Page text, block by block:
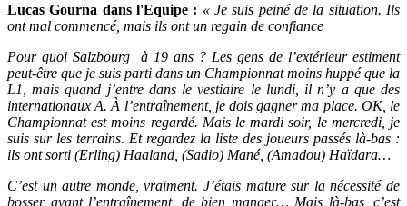
Lucas Gourna dans l'Equipe : « Je suis peiné de la situation. Ils
ont mal commencé, mais ils ont un regain de confiance
Pour quoi Salzbourg à 19 ans ? Les gens de l’extérieur estiment
peut-être que je suis parti dans un Championnat moins huppé que la
L1, mais quand j’entre dans le vestiaire le lundi, il n’y a que des
internationaux A. À l’entraînement, je dois gagner ma place. OK, le
Championnat est moins regardé. Mais le mardi soir, le mercredi, je
suis sur les terrains. Et regardez la liste des joueurs passés là-bas :
ils ont sorti (Erling) Haaland, (Sadio) Mané, (Amadou) Haïdara…
C’est un autre monde, vraiment. J’étais mature sur la nécessité de
bosser avant l’entraînement, de bien manger… Mais là-bas, c’est